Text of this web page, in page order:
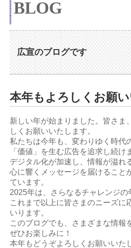
BLOG
広宣のブログです
本年もよろしくお願
新しい年が始まりました。皆さま
しくお願いいたします。
私たちは今年も、変わりゆく時代
「価値」を生む広告を追求し続け
デジタル化が加速し、情報が溢れ
心に響くメッセージを届けること
ています。
2025年は、さらなるチャレンジの
これまで以上に皆さまのニーズに
いります。
このブログでも、さまざまな情報
ぜひお楽しみに！
本年もどうぞよろしくお願いいた